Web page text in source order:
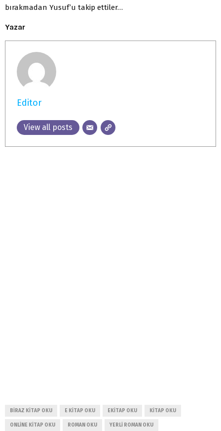
bırakmadan Yusuf’u takip ettiler…
Yazar
Editor
View all posts
BIRAZ KITAP OKU E KITAP OKU EKITAP OKU KITAP OKU
ONLINE KITAP OKU ROMAN OKU YERLI ROMAN OKU